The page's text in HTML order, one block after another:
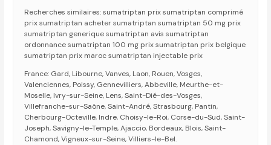
Recherches similaires: sumatriptan prix sumatriptan comprimé
prix sumatriptan acheter sumatriptan sumatriptan 50 mg prix
sumatriptan generique sumatriptan avis sumatriptan
ordonnance sumatriptan 100 mg prix sumatriptan prix belgique
sumatriptan prix maroc sumatriptan injectable prix
France: Gard, Libourne, Vanves, Laon, Rouen, Vosges,
Valenciennes, Poissy, Gennevilliers, Abbeville, Meurthe-et-
Moselle, Ivry-sur-Seine, Lens, Saint-Dié-des-Vosges,
Villefranche-sur-Saône, Saint-André, Strasbourg, Pantin,
Cherbourg-Octeville, Indre, Choisy-le-Roi, Corse-du-Sud, Saint-
Joseph, Savigny-le-Temple, Ajaccio, Bordeaux, Blois, Saint-
Chamond, Vigneux-sur-Seine, Villiers-le-Bel.